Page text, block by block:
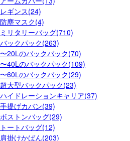
レギンス(24)
防塵マスク(4)
ミリタリーバッグ(710)
バックパック(263)
〜20Lのバックパック(70)
〜40Lのバックパック(109)
〜60Lのバックパック(29)
超大型バックパック(23)
ハイドレーションキャリア(37)
手提げカバン(39)
ボストンバッグ(29)
トートバッグ(12)
肩掛けかばん(203)